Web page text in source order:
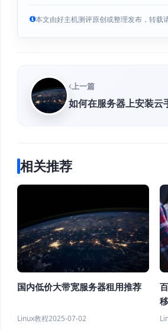
本文由好主机测评原创或整理发布，转载
上一篇
如何在服务器上安装云
相关推荐
国内低价大带宽服务器租用推荐
Linux教程2025-07-02